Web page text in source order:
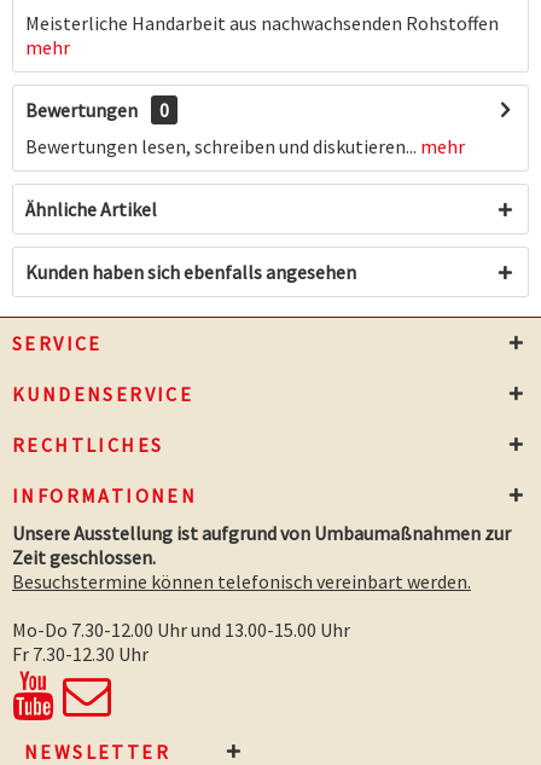
Meisterliche Handarbeit aus nachwachsenden Rohstoffen
mehr
Bewertungen
0
Bewertungen lesen, schreiben und diskutieren... mehr
Ähnliche Artikel
Kunden haben sich ebenfalls angesehen
SERVICE
KUNDENSERVICE
RECHTLICHES
INFORMATIONEN
Unsere Ausstellung ist aufgrund von Umbaumaßnahmen zur
Zeit geschlossen.
Besuchstermine können telefonisch vereinbart werden.
Mo-Do 7.30-12.00 Uhr und 13.00-15.00 Uhr
Fr 7.30-12.30 Uhr
NEWSLETTER